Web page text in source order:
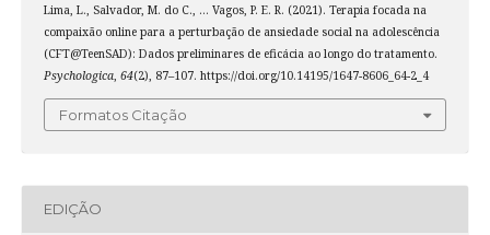
Lima, L., Salvador, M. do C., … Vagos, P. E. R. (2021). Terapia focada na
compaixão online para a perturbação de ansiedade social na adolescência
(CFT@TeenSAD): Dados preliminares de eficácia ao longo do tratamento.
Psychologica, 64(2), 87–107. https://doi.org/10.14195/1647-8606_64-2_4
Formatos Citação
EDIÇÃO